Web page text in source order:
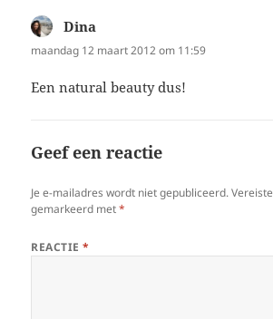
Dina
maandag 12 maart 2012 om 11:59
Een natural beauty dus!
Geef een reactie
Je e-mailadres wordt niet gepubliceerd.
gemarkeerd met*
REACTIE*